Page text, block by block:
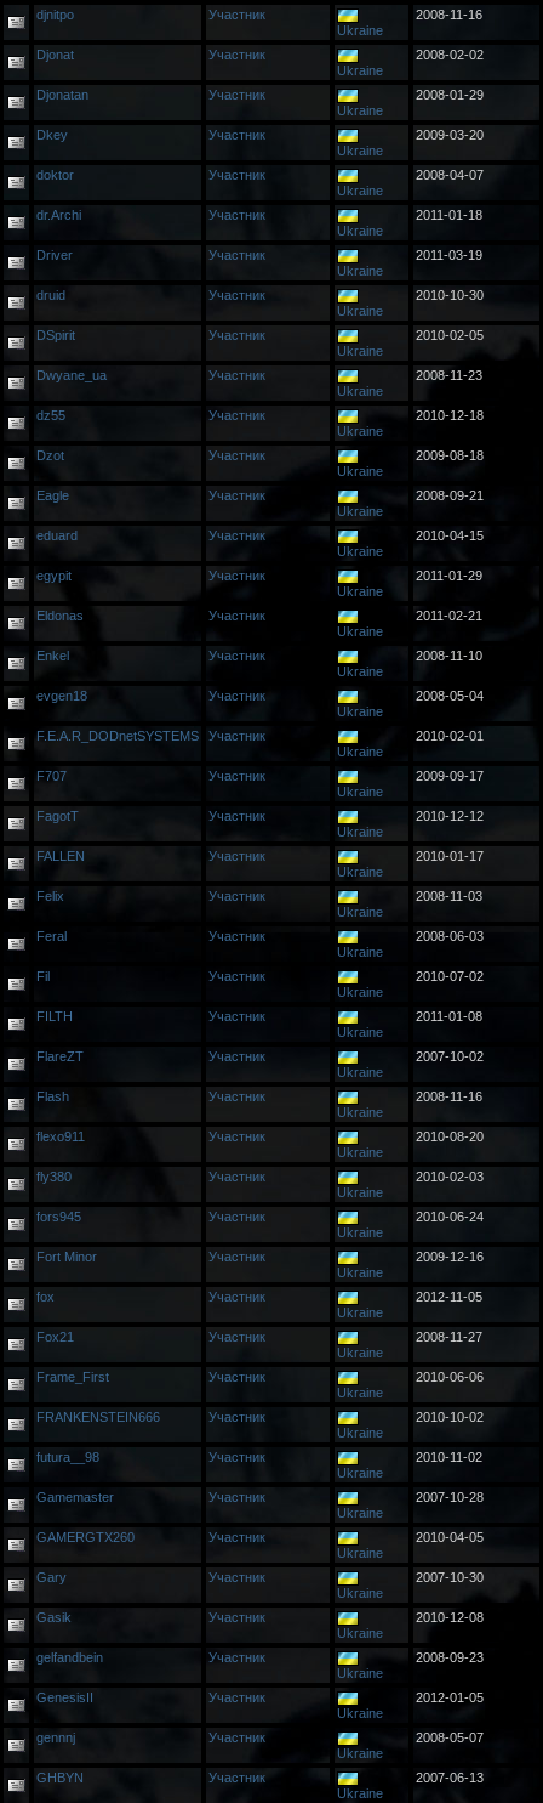
djnitpo
Участник
Ukraine
2008-11-16
Djonat
Участник
Ukraine
2008-02-02
Djonatan
Участник
Ukraine
2008-01-29
Dkey
Участник
Ukraine
2009-03-20
doktor
Участник
Ukraine
2008-04-07
dr.Archi
Участник
Ukraine
2011-01-18
Driver
Участник
Ukraine
2011-03-19
druid
Участник
Ukraine
2010-10-30
DSpirit
Участник
Ukraine
2010-02-05
Dwyane_ua
Участник
Ukraine
2008-11-23
dz55
Участник
Ukraine
2010-12-18
Dzot
Участник
Ukraine
2009-08-18
Eagle
Участник
Ukraine
2008-09-21
eduard
Участник
Ukraine
2010-04-15
egypit
Участник
Ukraine
2011-01-29
Eldonas
Участник
Ukraine
2011-02-21
Enkel
Участник
Ukraine
2008-11-10
evgen18
Участник
Ukraine
2008-05-04
F.E.A.R_DODnetSYSTEMS
Участник
Ukraine
2010-02-01
F707
Участник
Ukraine
2009-09-17
FagotT
Участник
Ukraine
2010-12-12
FALLEN
Участник
Ukraine
2010-01-17
Felix
Участник
Ukraine
2008-11-03
Feral
Участник
Ukraine
2008-06-03
Fil
Участник
Ukraine
2010-07-02
FILTH
Участник
Ukraine
2011-01-08
FlareZT
Участник
Ukraine
2007-10-02
Flash
Участник
Ukraine
2008-11-16
flexo911
Участник
Ukraine
2010-08-20
fly380
Участник
Ukraine
2010-02-03
fors945
Участник
Ukraine
2010-06-24
Fort Minor
Участник
Ukraine
2009-12-16
fox
Участник
Ukraine
2012-11-05
Fox21
Участник
Ukraine
2008-11-27
Frame_First
Участник
Ukraine
2010-06-06
FRANKENSTEIN666
Участник
Ukraine
2010-10-02
futura__98
Участник
Ukraine
2010-11-02
Gamemaster
Участник
Ukraine
2007-10-28
GAMERGTX260
Участник
Ukraine
2010-04-05
Gary
Участник
Ukraine
2007-10-30
Gasik
Участник
Ukraine
2010-12-08
gelfandbein
Участник
Ukraine
2008-09-23
GenesisII
Участник
Ukraine
2012-01-05
gennnj
Участник
Ukraine
2008-05-07
GHBYN
Участник
Ukraine
2007-06-13